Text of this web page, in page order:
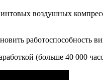
воздушных
работоспособность
(больше 40 000